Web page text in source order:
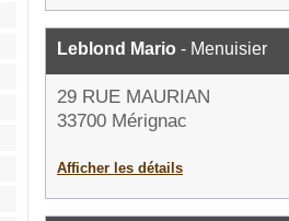
Leblond Mario - Menuisier
29 RUE MAURIAN
33700 Mérignac
Afficher les détails